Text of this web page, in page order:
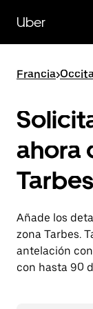
contenido
principal
Uber
Francia>
ahora
Tarbes
Añade los
zona Tarbes.
antelación
con hasta 90